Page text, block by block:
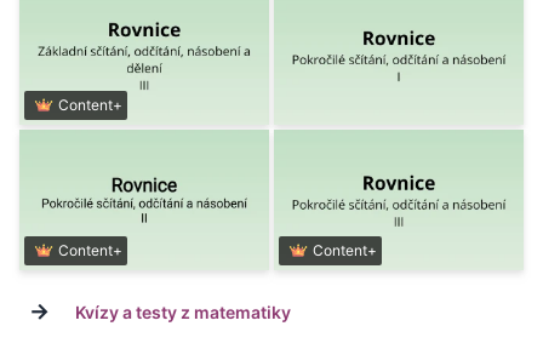
Content+
Content+ Content+
→ Kvízy a testy z matematiky